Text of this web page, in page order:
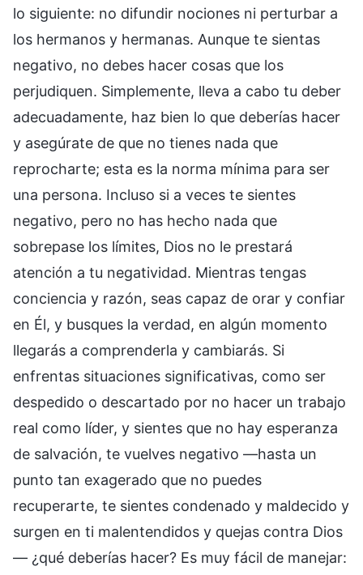
lo siguiente: no difundir nociones ni perturbar a
los hermanos y hermanas. Aunque te sientas
negativo, no debes hacer cosas que los
perjudiquen. Simplemente, lleva a cabo tu deber
adecuadamente, haz bien lo que deberías hacer
y asegúrate de que no tienes nada que
reprocharte; esta es la norma mínima para ser
una persona. Incluso si a veces te sientes
negativo, pero no has hecho nada que
sobrepase los límites, Dios no le prestará
atención a tu negatividad. Mientras tengas
conciencia y razón, seas capaz de orar y confiar
en Él, y busques la verdad, en algún momento
llegarás a comprenderla y cambiarás. Si
enfrentas situaciones significativas, como ser
despedido o descartado por no hacer un trabajo
real como líder, y sientes que no hay esperanza
de salvación, te vuelves negativo —hasta un
punto tan exagerado que no puedes
recuperarte, te sientes condenado y maldecido y
surgen en ti malentendidos y quejas contra Dios
— ¿qué deberías hacer? Es muy fácil de manejar: